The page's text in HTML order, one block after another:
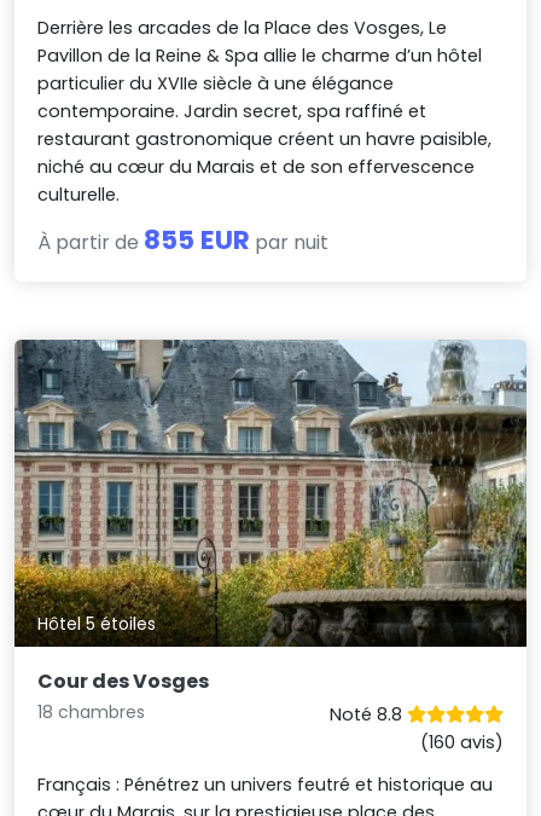
Derrière les arcades de la Place des Vosges, Le
Pavillon de la Reine & Spa allie le charme d’un hôtel
particulier du XVIIe siècle à une élégance
contemporaine. Jardin secret, spa raffiné et
restaurant gastronomique créent un havre paisible,
niché au cœur du Marais et de son effervescence
culturelle.
À partir de 855 EUR par nuit
Hôtel 5 étoiles
Cour des Vosges
18 chambres
Noté 8.8
(160 avis)
Français : Pénétrez un univers feutré et historique au